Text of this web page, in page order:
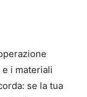
i materiali
se la tua